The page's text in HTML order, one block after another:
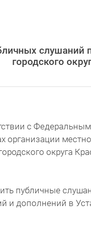
слушаний
городского
с
организации
округа
публичные
и дополнений в